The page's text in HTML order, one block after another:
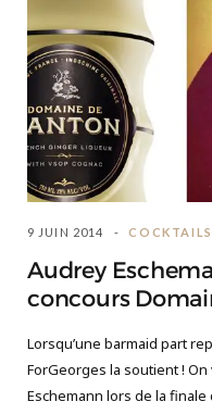
9 JUIN 2014 COCKTAILS
Audrey
concours
Lorsqu’une barmaid part
ForGeorges la soutient !
Eschemann lors de la